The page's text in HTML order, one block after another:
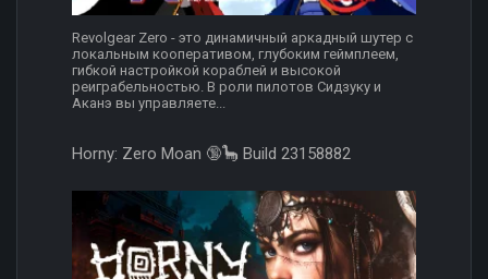
Revolgear Zero - это динамичный аркадный шутер с
локальным кооперативом, глубоким геймплеем,
гибкой настройкой кораблей и высокой
реиграбельностью. В роли пилотов Сидзуку и
Аканэ вы управляете...
Horny: Zero Moan 🔞🦕 Build 23158882